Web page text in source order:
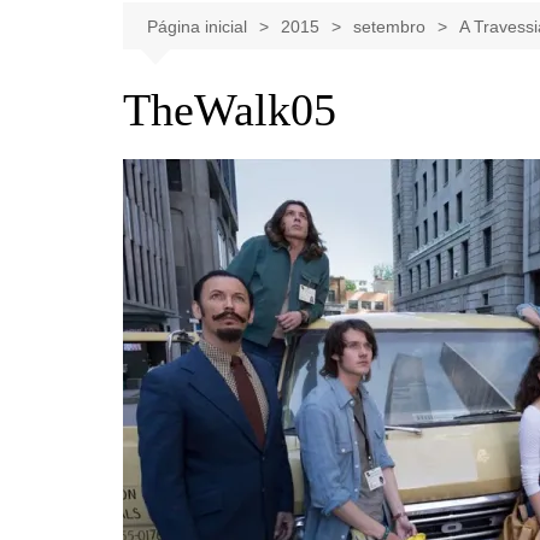
Celebridades
Música
Notícias
Clássicos
Livros
Página inicial 2015 setembro A
TheWalk05